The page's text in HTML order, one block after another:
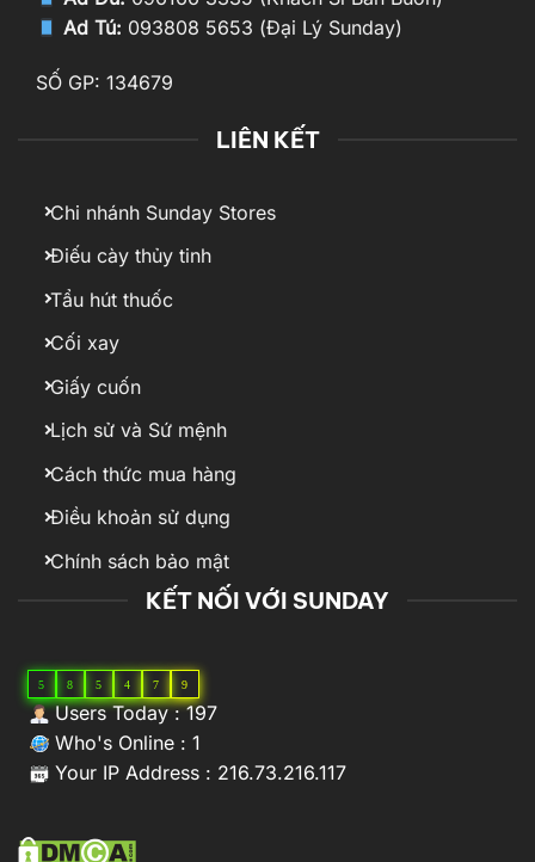
Ad Tú: 093808 5653 (Đại Lý Sunday)
SỐ GP: 134679
LIÊN KẾT
Chi nhánh Sunday Stores
Điếu cày thủy tinh
Tẩu hút thuốc
Cối xay
Giấy cuốn
Lịch sử và Sứ mệnh
Cách thức mua hàng
Điều khoản sử dụng
Chính sách bảo mật
KẾT NỐI VỚI SUNDAY
5 8 5 4 7 9
Users Today : 197
Who's Online : 1
Your IP Address : 216.73.216.117